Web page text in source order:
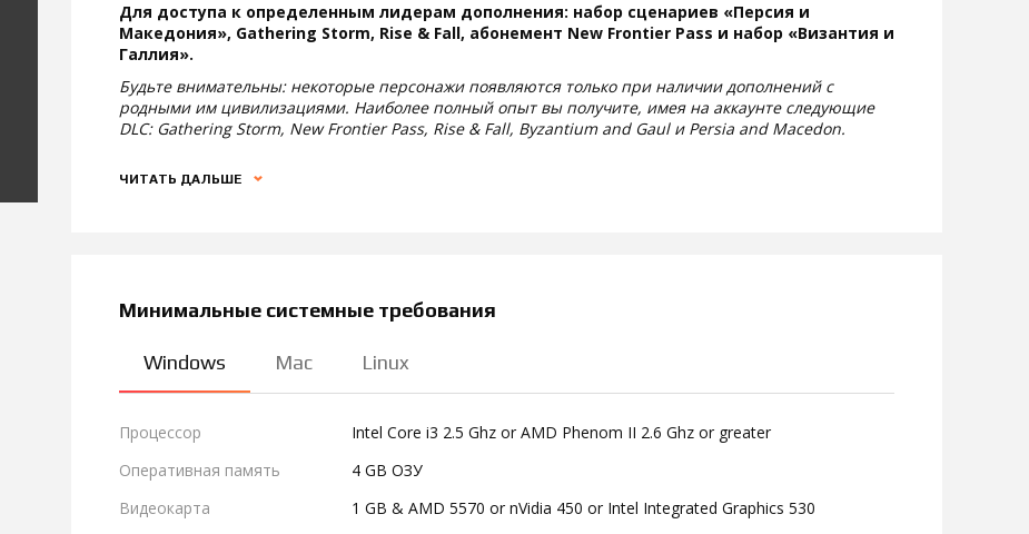
Для доступа к определенным лидерам дополнения: набор сценариев «Персия и
Македония», Gathering Storm, Rise & Fall, абонемент New Frontier Pass и набор «Византия и
Галлия».
Будьте внимательны: некоторые персонажи появляются только при наличии дополнений с
родными им цивилизациями. Наиболее полный опыт вы получите, имея на аккаунте следующие
DLC: Gathering Storm, New Frontier Pass, Rise & Fall, Byzantium and Gaul и Persia and Macedon.
ЧИТАТЬ ДАЛЬШЕ
Минимальные системные требования
Windows Mac Linux
Процессор
Intel Core i3 2.5 Ghz or AMD Phenom II 2.6 Ghz or greater
Оперативная память
4 GB ОЗУ
Видеокарта
1 GB & AMD 5570 or nVidia 450 or Intel Integrated Graphics 530